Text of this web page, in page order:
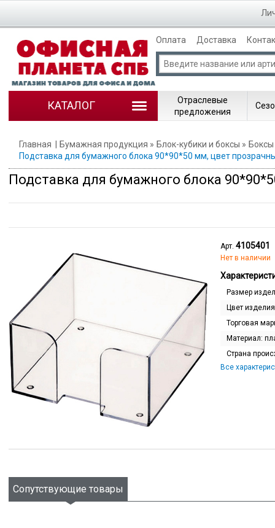
Оплата Доставка
КАТАЛОГ
Отраслевые
предложения
Главная Бумажная продукция Блок-кубики и боксы
Подставка для бумажного блока 90*90*50 мм, цвет
Подставка для бумажного блока
Арт. 4105401
Нет в наличии
Размер
Цвет
Торговая
Материал:
Страна
Все
Сопутствующие товары